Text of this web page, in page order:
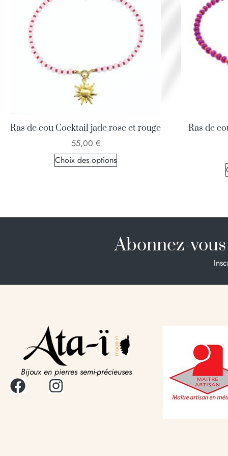
Ras de cou Cocktail jade rose et rouge
55,00 €
Choix des options
Ras de
Abonnez-
Bijoux en pierres semi-précieuses